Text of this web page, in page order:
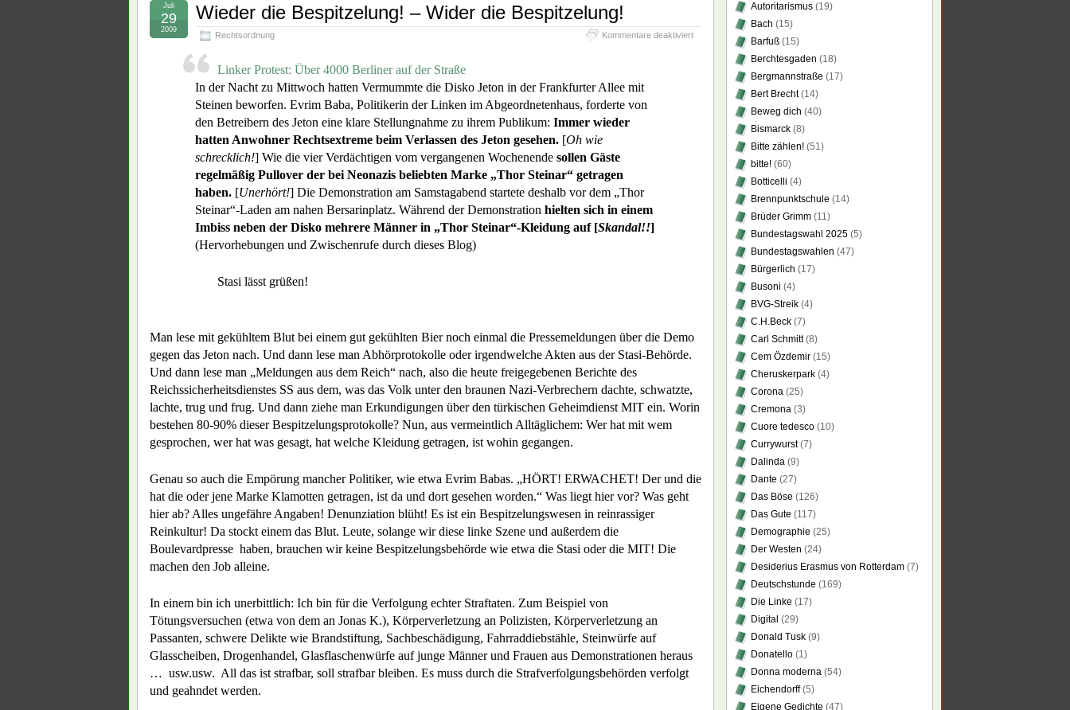
Wieder die Bespitzelung! – Wider die Bespitzelung!
Rechtsordnung Kommentare deaktiviertfür
Bespitzelung!
Bespitzelung!
Juli
29
2009
Linker Protest: Über 4000 Berliner auf der Straße
In der Nacht zu Mittwoch hatten Vermummte die Disko Jeton in der Frankfurter Allee mit
Steinen beworfen. Evrim Baba, Politikerin der Linken im Abgeordnetenhaus, forderte von
den Betreibern des Jeton eine klare Stellungnahme zu ihrem Publikum: Immer wieder
hatten Anwohner Rechtsextreme beim Verlassen des Jeton gesehen.[Oh wie
schrecklich!] Wie die vier Verdächtigen vom vergangenen Wochenende sollen Gäste
regelmäßig Pullover der bei Neonazis beliebten Marke „Thor Steinar“ getragen
haben.[Unerhört!] Die Demonstration am Samstagabend startete deshalb vor dem „Thor
Steinar“-Laden am nahen Bersarinplatz. Während der Demonstration hielten sich in einem
Imbiss neben der Disko mehrere Männer in „Thor Steinar“-Kleidung auf [Skandal!!]
(Hervorhebungen und Zwischenrufe durch dieses Blog)
Stasi lässt grüßen!
Man lese mit gekühltem Blut bei einem gut gekühlten Bier noch einmal die Pressemeldungen über die Demo
gegen das Jeton nach. Und dann lese man Abhörprotokolle oder irgendwelche Akten aus der Stasi-Behörde.
Und dann lese man „Meldungen aus dem Reich“ nach, also die heute freigegebenen Berichte des
Reichssicherheitsdienstes SS aus dem, was das Volk unter den braunen Nazi-Verbrechern dachte, schwatzte,
lachte, trug und frug. Und dann ziehe man Erkundigungen über den türkischen Geheimdienst MIT ein. Worin
bestehen 80-90% dieser Bespitzelungsprotokolle? Nun, aus vermeintlich Alltäglichem: Wer hat mit wem
gesprochen, wer hat was gesagt, hat welche Kleidung getragen, ist wohin gegangen.
Genau so auch die Empörung mancher Politiker, wie etwa Evrim Babas. „HÖRT! ERWACHET! Der und die
hat die oder jene Marke Klamotten getragen, ist da und dort gesehen worden.“ Was liegt hier vor? Was geht
hier ab? Alles ungefähre Angaben! Denunziation blüht! Es ist ein Bespitzelungswesen in reinrassiger
Reinkultur! Da stockt einem das Blut. Leute, solange wir diese linke Szene und außerdem die
Boulevardpresse haben, brauchen wir keine Bespitzelungsbehörde wie etwa die Stasi oder die MIT! Die
machen den Job alleine.
In einem bin ich unerbittlich: Ich bin für die Verfolgung echter Straftaten. Zum Beispiel von
Tötungsversuchen (etwa von dem an Jonas K.), Körperverletzung an Polizisten, Körperverletzung an
Passanten, schwere Delikte wie Brandstiftung, Sachbeschädigung, Fahrraddiebstähle, Steinwürfe auf
Glasscheiben, Drogenhandel, Glasflaschenwürfe auf junge Männer und Frauen aus Demonstrationen heraus
… usw.usw. All das ist strafbar, soll strafbar bleiben. Es muss durch die Strafverfolgungsbehörden verfolgt
und geahndet werden.
Autoritarismus (19)
Bach (15)
Barfuß (15)
Berchtesgaden (18)
Bergmannstraße (17)
Bert Brecht(14)
Beweg dich (40)
Bismarck (8)
Bitte zählen! (51)
bitte! (60)
Botticelli (4)
Brennpunktschule (14)
Brüder Grimm (11)
Bundestagswahl 2025 (5)
Bundestagswahlen (47)
Bürgerlich (17)
Busoni (4)
BVG-Streik (4)
C.H.Beck (7)
Carl Schmitt(8)
Cem Özdemir (15)
Cheruskerpark (4)
Corona (25)
Cremona (3)
Cuore tedesco (10)
Currywurst(7)
Dalinda (9)
Dante (27)
Das Böse (126)
Das Gute (117)
Demographie (25)
Der Westen (24)
Desiderius Erasmus von Rotterdam (7)
Deutschstunde (169)
Die Linke (17)
Digital (29)
Donald Tusk (9)
Donatello (1)
Donna moderna (54)
Eichendorff(5)
Eigene Gedichte (47)